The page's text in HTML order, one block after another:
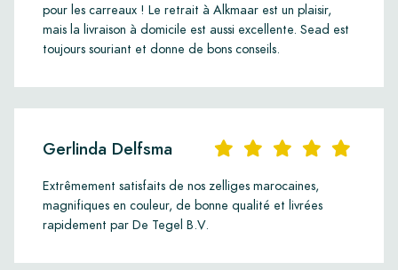
pour les carreaux ! Le retrait à Alkmaar est un plaisir,
mais la livraison à domicile est aussi excellente. Sead est
toujours souriant et donne de bons conseils.
Gerlinda Delfsma
Extrêmement satisfaits de nos zelliges marocaines,
magnifiques en couleur, de bonne qualité et livrées
rapidement par De Tegel B.V.